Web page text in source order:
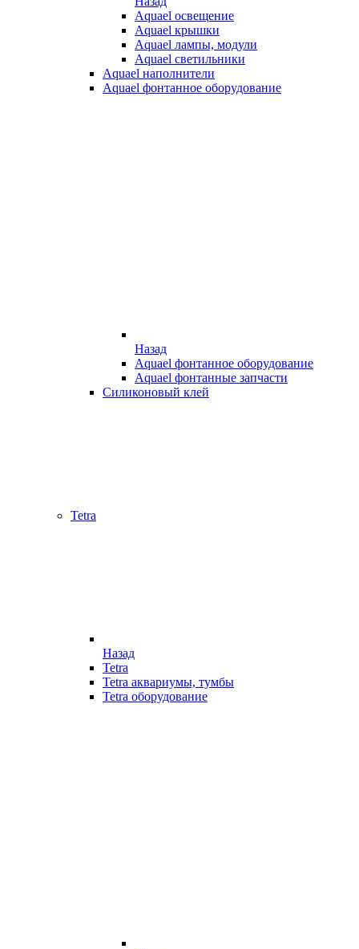
Aquael освещение
Aquael крышки
Aquael лампы, модули
Aquael светильники
Aquael наполнители
Aquael фонтанное оборудование
Назад
Aquael фонтанное оборудование
Aquael фонтанные запчасти
Силиконовый клей
Tetra
Назад
Tetra
Tetra аквариумы, тумбы
Tetra оборудование